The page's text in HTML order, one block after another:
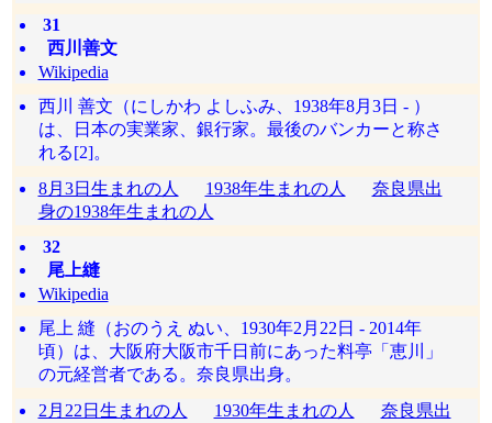
31
西川善文
Wikipedia
西川 善文（にしかわ よしふみ、1938年8月3日 - ）
は、日本の実業家、銀行家。最後のバンカーと称さ
れる[2]。
8月3日生まれの人
1938年生まれの人
奈良県出
身の1938年生まれの人
32
尾上縫
Wikipedia
尾上 縫（おのうえ ぬい、1930年2月22日 - 2014年
頃）は、大阪府大阪市千日前にあった料亭「恵川」
の元経営者である。奈良県出身。
2月22日生まれの人
1930年生まれの人
奈良県出